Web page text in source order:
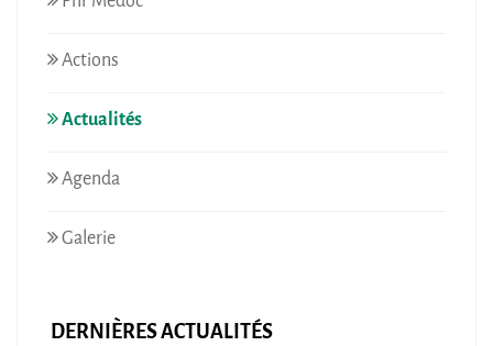
Actions
Actualités
Agenda
Galerie
DERNIÈRES ACTUALITÉS